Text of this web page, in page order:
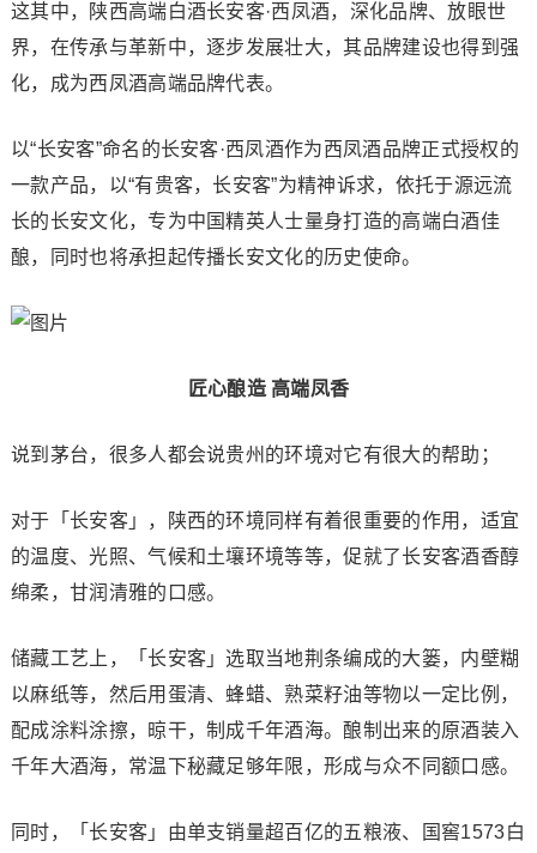
这其中，陕西高端白酒长安客·西凤酒，深化品牌、放眼世
界，在传承与革新中，逐步发展壮大，其品牌建设也得到强
化，成为西凤酒高端品牌代表。
以“长安客”命名的长安客·西凤酒作为西凤酒品牌正式授权的
一款产品，以“有贵客，长安客”为精神诉求，依托于源远流
长的长安文化，专为中国精英人士量身打造的高端白酒佳
酿，同时也将承担起传播长安文化的历史使命。
匠心酿造 高端凤香
说到茅台，很多人都会说贵州的环境对它有很大的帮助；
对于「长安客」，陕西的环境同样有着很重要的作用，适宜
的温度、光照、气候和土壤环境等等，促就了长安客酒香醇
绵柔，甘润清雅的口感。
储藏工艺上，「长安客」选取当地荆条编成的大篓，内壁糊
以麻纸等，然后用蛋清、蜂蜡、熟菜籽油等物以一定比例，
配成涂料涂擦，晾干，制成千年酒海。酿制出来的原酒装入
千年大酒海，常温下秘藏足够年限，形成与众不同额口感。
同时，「长安客」由单支销量超百亿的五粮液、国窖1573白